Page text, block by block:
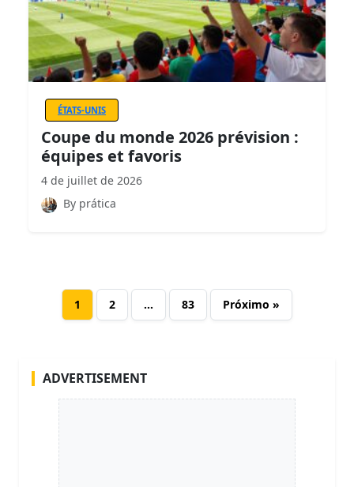
ÉTATS-UNIS
Coupe du monde 2026 prévision :
équipes et favoris
4 de juillet de 2026
By prática
1 2 … 83 Próximo »
ADVERTISEMENT